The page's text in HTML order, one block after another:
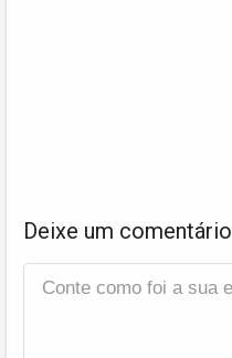
Deixe um comentário